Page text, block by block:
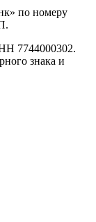
по номеру
7744000302.
знака и